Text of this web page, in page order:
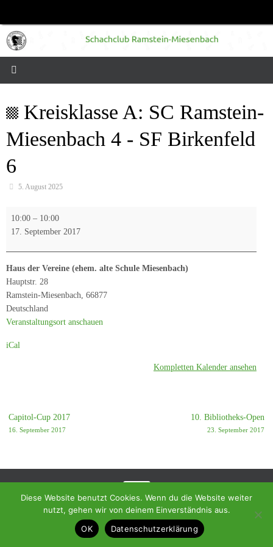
springen
Kreisklasse A: SC Ramstein-
Miesenbach 4 - SF Birkenfeld
6
5. August 2025
Ramstein-
Miesenbach
4
-
SF
Birkenfeld
10:00 – 10:00
17. September 2017
Haus der Vereine (ehem. alte Schule Miesenbach)
Hauptstr. 28
Ramstein-Miesenbach, 66877
Deutschland
Veranstaltungsort anschauen
iCal
Kompletten Kalender ansehen
Capitol-Cup 2017
16. September 2017
10. Bibliotheks-Open
23. September 2017
© 2018 - Homepage des SC Ramstein-Miesenbach
Präsentiert vonTempera
Diese Website benutzt Cookies. Wenn du die Website weiter
nutzt, gehen wir von deinem Einverständnis aus.
OK
Datenschutzerklärung